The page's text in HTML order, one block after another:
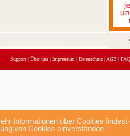
Informationen über Cookies findest
von Cookies einverstanden.
Support | Über uns | Impressum | Datenschutz | AGB | FAQ